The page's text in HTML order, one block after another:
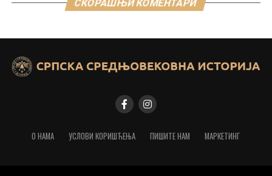
СКОРАШЊИ КОМЕНТАРИ
О НАМА УСЛОВИ КОРИШЋЕЊА ПИШИТЕ НАМ МАРКЕТИНГ